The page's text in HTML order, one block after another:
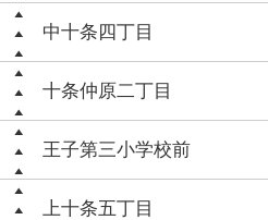
中十条四丁目
十条仲原二丁目
王子第三小学校前
上十条五丁目